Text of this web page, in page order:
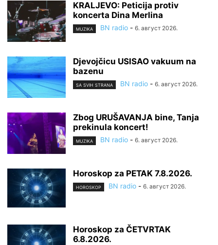
KRALJEVO: Peticija protiv
koncerta Dina Merlina
MUZIKA BN radio - 6. август 2026.
Djevojčicu USISAO vakuum na
bazenu
SA SVIH STRANA BN radio - 6. август 2026.
Zbog URUŠAVANJA bine, Tanja
prekinula koncert!
MUZIKA BN radio - 6. август 2026.
Horoskop za PETAK 7.8.2026.
HOROSKOP BN radio - 6. август 2026.
Horoskop za ČETVRTAK
6.8.2026.